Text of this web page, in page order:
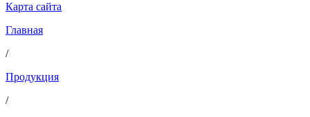
Карта сайта
Главная
/
Продукция
/